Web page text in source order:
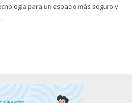
para un espacio más seguro y